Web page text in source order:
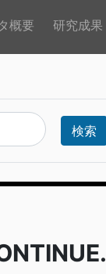
概要 研究成果
検索